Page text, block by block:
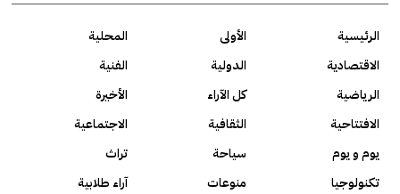
الرئيسية الأولى
المحلية
الاقتصادية
الدولية
الفنية
الرياضية
كل الآراء
الأخيرة
الافتتاحية
الثقافية
الاجتماعية
يوم و يوم
سياحة
تراث
تكنولوجيا
منوعات آراء طلابية